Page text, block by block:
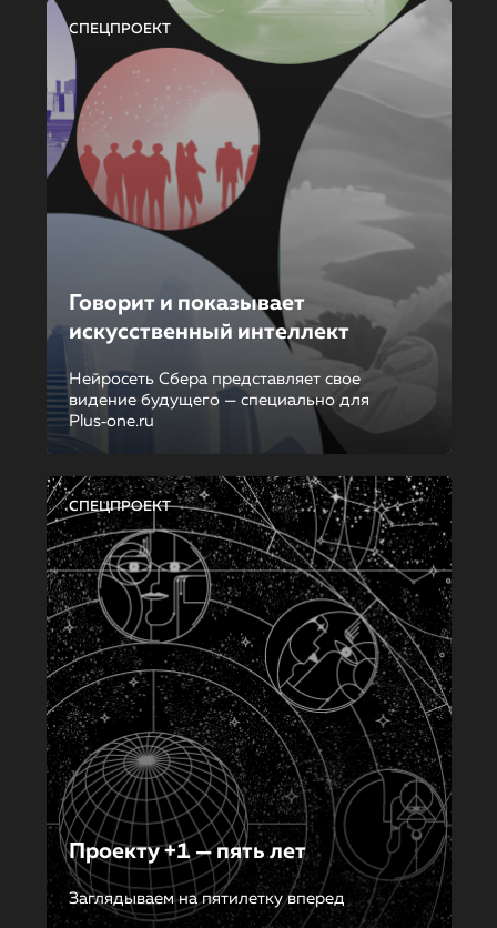
СПЕЦПРОЕКТ
Говорит и показывает
искусственный интеллект
Нейросеть Сбера представляет свое
видение будущего — специально для
Plus‑one.ru
СПЕЦПРОЕКТ
Проекту +1 — пять лет
Заглядываем на пятилетку вперед